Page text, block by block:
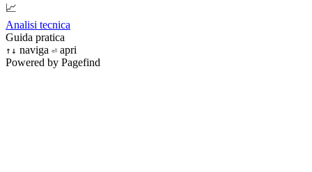
📈
Analisi tecnica
Guida pratica
↑ ↓ naviga ⏎ apri
Powered by Pagefind